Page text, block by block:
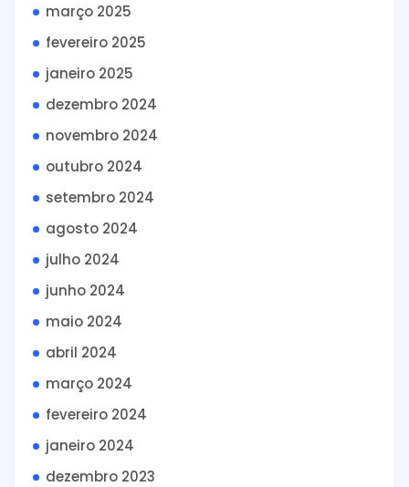
março 2025
fevereiro 2025
janeiro 2025
dezembro 2024
novembro 2024
outubro 2024
setembro 2024
agosto 2024
julho 2024
junho 2024
maio 2024
abril 2024
março 2024
fevereiro 2024
janeiro 2024
dezembro 2023